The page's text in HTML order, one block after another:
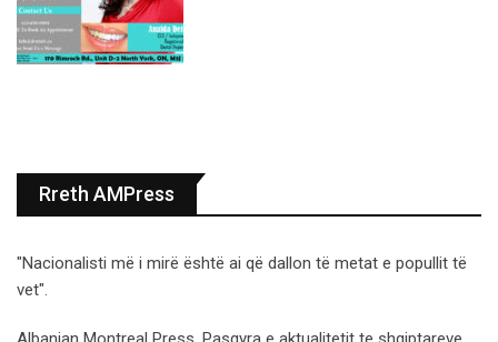
Rreth AMPress
"Nacionalisti më i mirë është ai që dallon të metat e popullit të
vet".